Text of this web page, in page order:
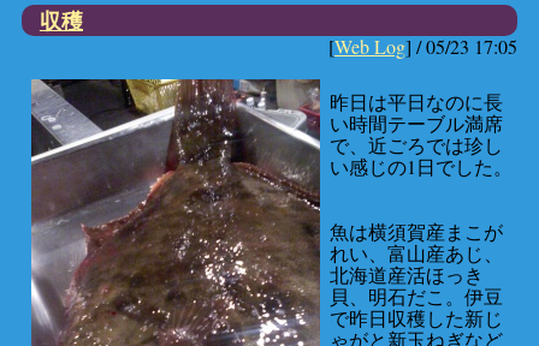
収穫
[Web Log] /05/23 17:05
昨日は平日なのに長
い時間テーブル満席
で、近ごろでは珍し
い感じの1日でした。
魚は横須賀産まこが
れい、富山産あじ、
北海道産活ほっき
貝、明石だこ。伊豆
で昨日収穫した新じ
ゃがと新玉ねぎなど